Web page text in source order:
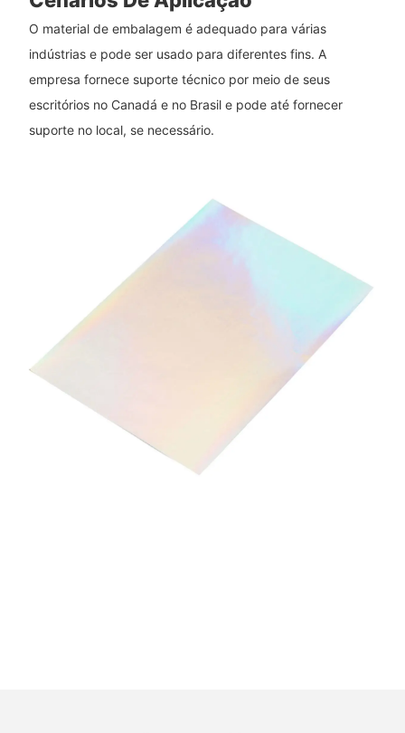
O material de embalagem é adequado para várias
indústrias e pode ser usado para diferentes fins. A
empresa fornece suporte técnico por meio de seus
escritórios no Canadá e no Brasil e pode até fornecer
suporte no local, se necessário.